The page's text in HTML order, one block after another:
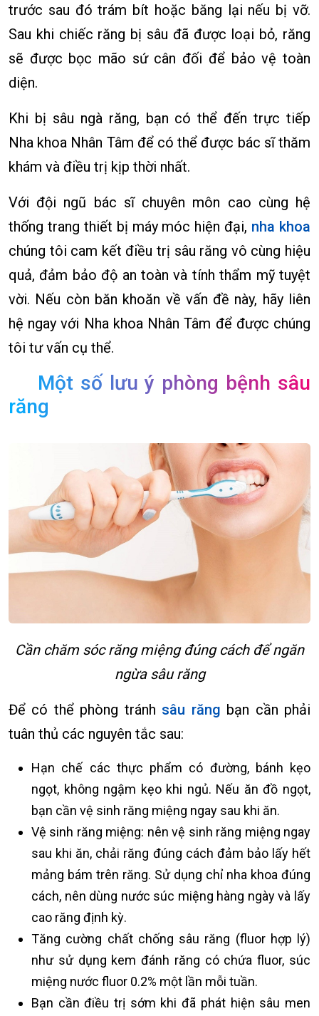
trước sau đó trám bít hoặc băng lại nếu bị vỡ.
Sau khi chiếc răng bị sâu đã được loại bỏ, răng
sẽ được bọc mão sứ cân đối để bảo vệ toàn
diện.
Khi bị sâu ngà răng, bạn có thể đến trực tiếp
Nha khoa Nhân Tâm để có thể được bác sĩ thăm
khám và điều trị kịp thời nhất.
Với đội ngũ bác sĩ chuyên môn cao cùng hệ
thống trang thiết bị máy móc hiện đại, nha khoa
chúng tôi cam kết điều trị sâu răng vô cùng hiệu
quả, đảm bảo độ an toàn và tính thẩm mỹ tuyệt
vời. Nếu còn băn khoăn về vấn đề này, hãy liên
hệ ngay với Nha khoa Nhân Tâm để được chúng
tôi tư vấn cụ thể.
Một số lưu ý phòng bệnh sâu
răng
Cần chăm sóc răng miệng đúng cách để ngăn
ngừa sâu răng
Để có thể phòng tránh sâu răng bạn cần phải
tuân thủ các nguyên tắc sau:
Hạn chế các thực phẩm có đường, bánh kẹo
ngọt, không ngậm kẹo khi ngủ. Nếu ăn đồ ngọt,
bạn cần vệ sinh răng miệng ngay sau khi ăn.
Vệ sinh răng miệng: nên vệ sinh răng miệng ngay
sau khi ăn, chải răng đúng cách đảm bảo lấy hết
mảng bám trên răng. Sử dụng chỉ nha khoa đúng
cách, nên dùng nước súc miệng hàng ngày và lấy
cao răng định kỳ.
Tăng cường chất chống sâu răng (fluor hợp lý)
như sử dụng kem đánh răng có chứa fluor, súc
miệng nước fluor 0.2% một lần mỗi tuần.
Bạn cần điều trị sớm khi đã phát hiện sâu men